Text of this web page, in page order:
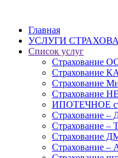
Главная
УСЛУГИ
Список услуг
Страхование
Страхование
Страхование
ИПОТЕЧНОЕ
Страхование –
Страхование
Страхование
Страхование